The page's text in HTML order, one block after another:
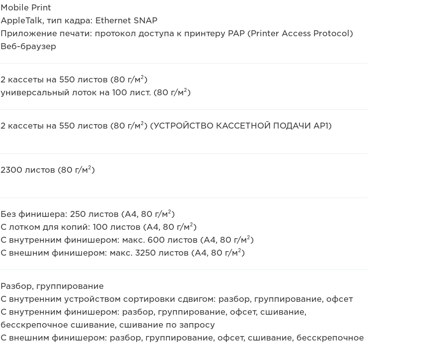
Mobile Print
AppleTalk, тип кадра: Ethernet SNAP
Приложение печати: протокол доступа к принтеру PAP (Printer Access Protocol)
Веб-браузер
2 кассеты на 550 листов (80 г/м²)
универсальный лоток на 100 лист. (80 г/м²)
2 кассеты на 550 листов (80 г/м²) (УСТРОЙСТВО КАССЕТНОЙ ПОДАЧИ AP1)
2300 листов (80 г/м²)
Без финишера: 250 листов (A4, 80 г/м²)
С лотком для копий: 100 листов (A4, 80 г/м²)
С внутренним финишером: макс. 600 листов (A4, 80 г/м²)
С внешним финишером: макс. 3250 листов (A4, 80 г/м²)
Разбор, группирование
С внутренним устройством сортировки сдвигом: разбор, группирование, офсет
С внутренним финишером: разбор, группирование, офсет, сшивание,
бесскрепочное сшивание, сшивание по запросу
С внешним финишером: разбор, группирование, офсет, сшивание, бесскрепочное